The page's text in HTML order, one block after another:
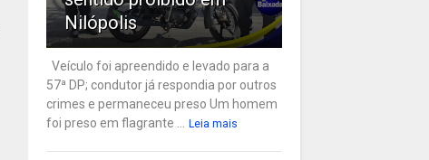
Nilópolis
Veículo foi apreendido e levado para a
57ª DP; condutor já respondia por outros
crimes e permaneceu preso Um homem
foi preso em flagrante ... Leia mais